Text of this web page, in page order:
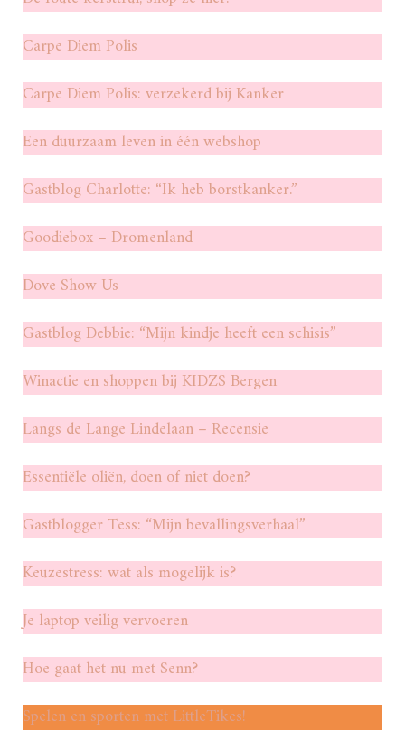
Carpe Diem Polis
Carpe Diem Polis: verzekerd bij Kanker
Een duurzaam leven in één webshop
Gastblog Charlotte: “Ik heb borstkanker.”
Goodiebox – Dromenland
Dove Show Us
Gastblog Debbie: “Mijn kindje heeft een schisis”
Winactie en shoppen bij KIDZS Bergen
Langs de Lange Lindelaan – Recensie
Essentiële oliën, doen of niet doen?
Gastblogger Tess: “Mijn bevallingsverhaal”
Keuzestress: wat als mogelijk is?
Je laptop veilig vervoeren
Hoe gaat het nu met Senn?
Spelen en sporten met LittleTikes!